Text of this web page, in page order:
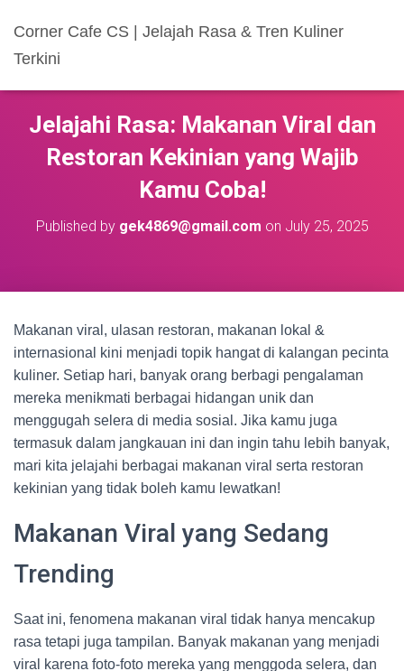
Corner Cafe CS | Jelajah Rasa & Tren Kuliner
Terkini
Jelajahi Rasa: Makanan Viral dan
Restoran Kekinian yang Wajib
Kamu Coba!
Published by gek4869@gmail.com on July 25, 2025
Makanan viral, ulasan restoran, makanan lokal &
internasional kini menjadi topik hangat di kalangan pecinta
kuliner. Setiap hari, banyak orang berbagi pengalaman
mereka menikmati berbagai hidangan unik dan
menggugah selera di media sosial. Jika kamu juga
termasuk dalam jangkauan ini dan ingin tahu lebih banyak,
mari kita jelajahi berbagai makanan viral serta restoran
kekinian yang tidak boleh kamu lewatkan!
Makanan Viral yang Sedang
Trending
Saat ini, fenomena makanan viral tidak hanya mencakup
rasa tetapi juga tampilan. Banyak makanan yang menjadi
viral karena foto-foto mereka yang menggoda selera, dan